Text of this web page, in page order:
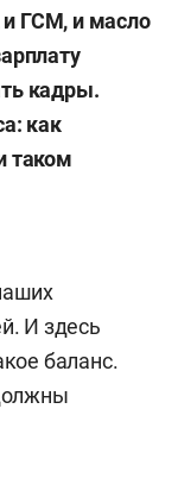
и ГСМ, и масло
кадры.
как
таком
И здесь
баланс.